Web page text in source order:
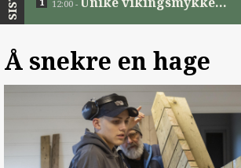
12:00 -
Å snekre en hage